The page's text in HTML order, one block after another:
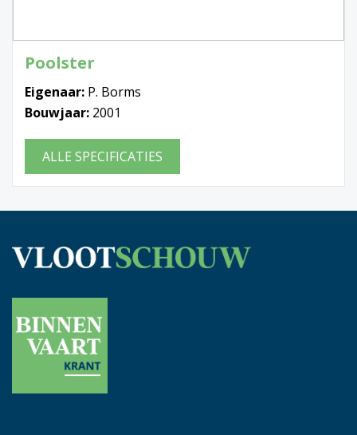
Poolster
Eigenaar: P. Borms
Bouwjaar: 2001
ALLE SPECIFICATIES